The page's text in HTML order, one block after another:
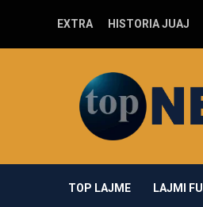
EXTRA HISTORIA JUAJ
TOP LAJME LAJMI